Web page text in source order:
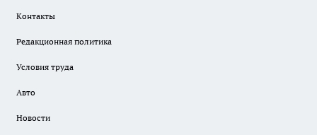
Контакты
Редакционная политика
Условия труда
Авто
Новости